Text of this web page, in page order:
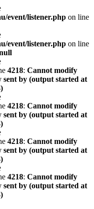
event/listener.php on line
event/listener.php on line
4218: Cannot modify
sent by (output started at
4218: Cannot modify
sent by (output started at
4218: Cannot modify
sent by (output started at
4218: Cannot modify
sent by (output started at